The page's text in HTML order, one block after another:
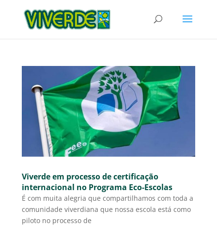
Viverde em processo de certificação
internacional no Programa Eco-Escolas
É com muita alegria que compartilhamos com toda a
comunidade viverdiana que nossa escola está como
piloto no processo de